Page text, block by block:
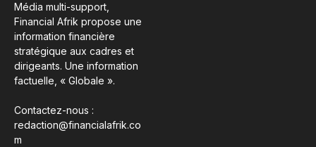
Média multi-support,
Financial Afrik propose une
information financière
stratégique aux cadres et
dirigeants. Une information
factuelle, « Globale ».
Contactez-nous :
redaction@financialafrik.co
m